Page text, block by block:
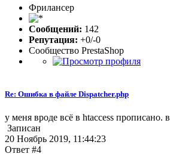
Фрилансер
Сообщений: 142
Репутация: +0/-0
Сообщество PrestaShop
Re: Ошибка в файле Dispatcher.php
у меня вроде всё в htaccess прописано.
Записан
20 Ноябрь 2019, 11:44:23
Ответ #4